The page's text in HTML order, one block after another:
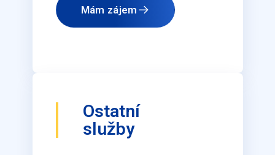
Mám zájem
Ostatní
služby